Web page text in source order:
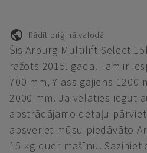
Rādīt oriģinālvalodā
Šis Arburg Multilift Select
ražots 2015. gadā. Tam ir
700 mm, Y ass gājiens 1200
2000 mm. Ja vēlaties iegūt
apstrādājamo detaļu
apsveriet mūsu piedāvāto
15 kg quer mašīnu.